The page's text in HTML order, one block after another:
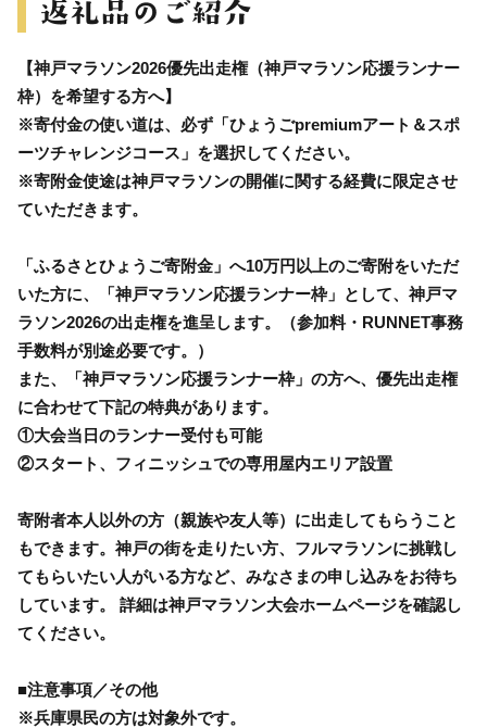
【神戸マラソン2026優先出走権（神戸マラソン応援ランナー
枠）を希望する方へ】
※寄付金の使い道は、必ず「ひょうごpremiumアート＆スポ
ーツチャレンジコース」を選択してください。
※寄附金使途は神戸マラソンの開催に関する経費に限定させ
ていただきます。
「ふるさとひょうご寄附金」へ10万円以上のご寄附をいただ
いた方に、「神戸マラソン応援ランナー枠」として、神戸マ
ラソン2026の出走権を進呈します。（参加料・RUNNET事務
手数料が別途必要です。）
また、「神戸マラソン応援ランナー枠」の方へ、優先出走権
に合わせて下記の特典があります。
①大会当日のランナー受付も可能
②スタート、フィニッシュでの専用屋内エリア設置
寄附者本人以外の方（親族や友人等）に出走してもらうこと
もできます。神戸の街を走りたい方、フルマラソンに挑戦し
てもらいたい人がいる方など、みなさまの申し込みをお待ち
しています。 詳細は神戸マラソン大会ホームページを確認し
てください。
■注意事項／その他
※兵庫県民の方は対象外です。